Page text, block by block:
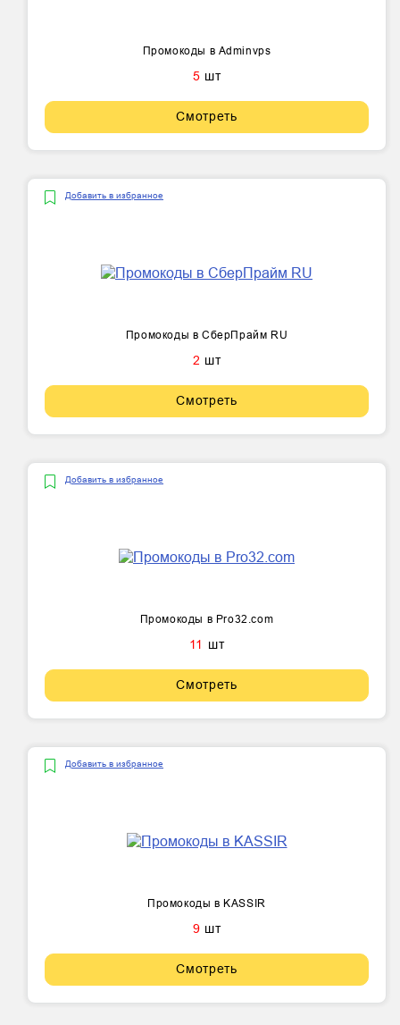
Промокоды в Adminvps
5 шт
Смотреть
Добавить в избранное
Промокоды в СберПрайм RU
2 шт
Смотреть
Добавить в избранное
Промокоды в Pro32.com
11 шт
Смотреть
Добавить в избранное
Промокоды в KASSIR
9 шт
Смотреть